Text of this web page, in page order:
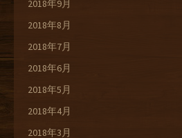
2018年9月
2018年8月
2018年7月
2018年6月
2018年5月
2018年4月
2018年3月